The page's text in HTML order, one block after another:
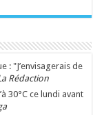
: "J’envisagerais de
Rédaction
30°C ce lundi avant